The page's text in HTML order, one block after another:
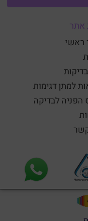
אתר
ראשי
למתן דגימות
הפניה לבדיקה